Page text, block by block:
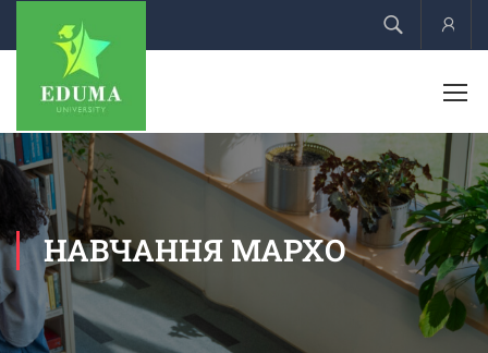
НАВЧАННЯ МАРХО